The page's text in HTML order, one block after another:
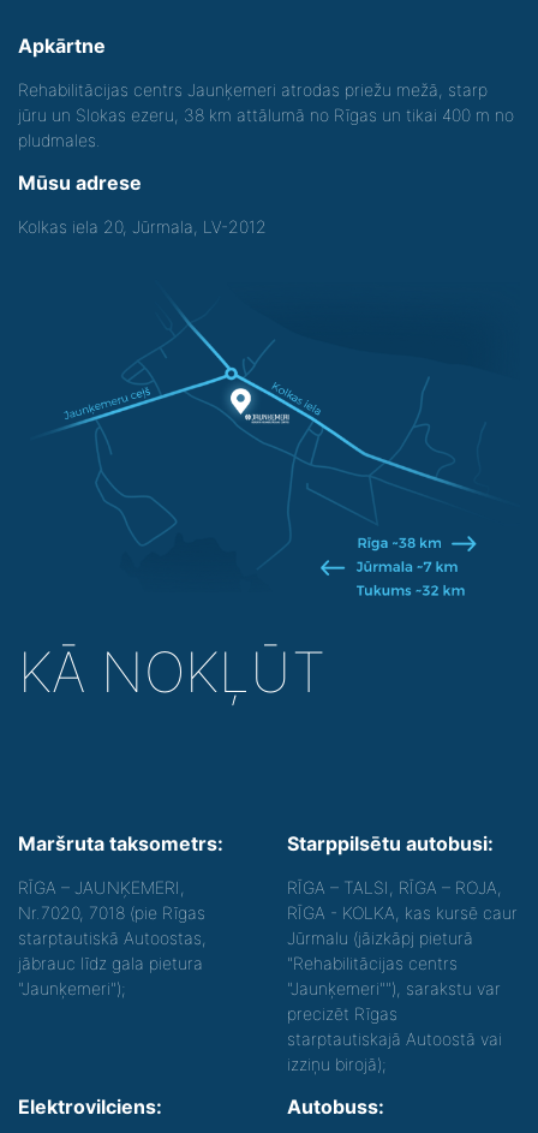
Apkārtne
Rehabilitācijas centrs Jaunķemeri atrodas priežu mežā, starp
jūru un Slokas ezeru, 38 km attālumā no Rīgas un tikai 400 m no
pludmales.
Mūsu adrese
Kolkas iela 20, Jūrmala, LV-2012
KĀ NOKĻŪT
Maršruta taksometrs:
RĪGA – JAUNĶEMERI,
Nr.7020, 7018 (pie Rīgas
starptautiskā Autoostas,
jābrauc līdz gala pietura
"Jaunķemeri");
Starppilsētu autobusi:
RĪGA – TALSI, RĪGA – ROJA,
RĪGA - KOLKA, kas kursē caur
Jūrmalu (jāizkāpj pieturā
"Rehabilitācijas centrs
"Jaunķemeri""), sarakstu var
precizēt Rīgas
starptautiskajā Autoostā vai
izziņu birojā);
Elektrovilciens: Autobuss: